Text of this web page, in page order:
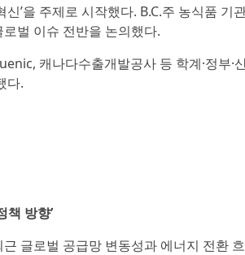
’을 주제로 시작했다. B.C.주 농식품 기
로벌 이슈 전반을 논의했다.
캐나다수출개발공사 등 학계·정부·
다.
책 방향’
글로벌 공급망 변동성과 에너지 전환